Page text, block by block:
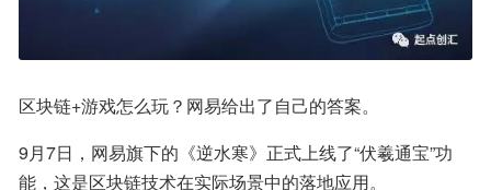
区块链+游戏怎么玩？网易给出了自己的答案。
9月7日，网易旗下的《逆水寒》正式上线了“伏羲通宝”功
能，这是区块链技术在实际场景中的落地应用。